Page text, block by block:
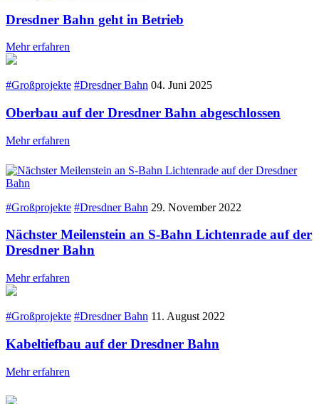
Dresdner Bahn geht in Betrieb
Mehr erfahren
#Großprojekte #Dresdner Bahn 04. Juni 2025
Oberbau auf der Dresdner Bahn abgeschlossen
Mehr erfahren
#Großprojekte #Dresdner Bahn 29. November 2022
Nächster Meilenstein an S-Bahn Lichtenrade auf der
Dresdner Bahn
Mehr erfahren
#Großprojekte #Dresdner Bahn 11. August 2022
Kabeltiefbau auf der Dresdner Bahn
Mehr erfahren